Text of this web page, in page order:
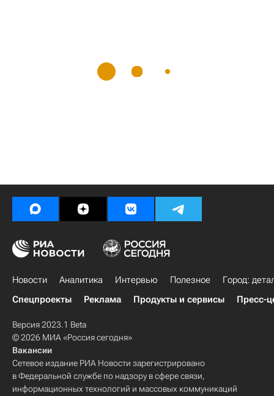
Новости Аналитика Интервью Полезное
Город:
Спецпроекты
Реклама Продукты и сервисы Пресс-
Версия 2023.1 Beta
© 2026 МИА «Россия сегодня»
Вакансии
Сетевое издание РИА Новости зарегистрировано
в Федеральной службе по надзору в сфере связи,
информационных технологий и массовых коммуникаций